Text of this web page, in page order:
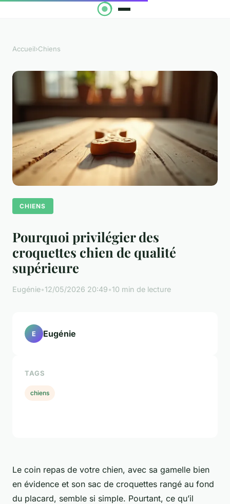
Accueil›Chiens
CHIENS
Pourquoi privilégier des
croquettes chien de qualité
supérieure
Eugénie•12/05/2026 20:49•10 min de lecture
Le coin repas de votre chien, avec sa gamelle bien
en évidence et son sac de croquettes rangé au fond
du placard, semble si simple. Pourtant, ce qu’il
E Eugénie
TAGS
chiens